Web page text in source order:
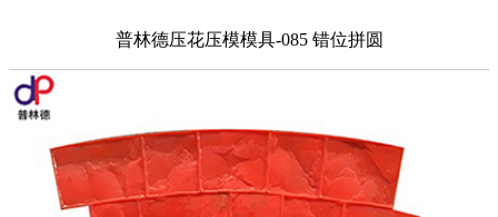
普林德压花压模模具-085 错位拼圆